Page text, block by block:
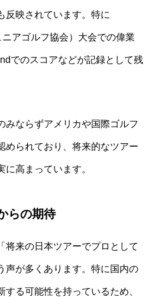
反映されています。特に
アゴルフ協会）大会での偉業
でのスコアなどが記録として残
みならずアメリカや国際ゴルフ
められており、将来的なツアー
高まっています。
らの期待
将来の日本ツアーでプロとして
声が多くあります。特に国内の
する可能性を持っているため、